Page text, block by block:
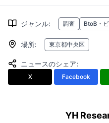
ジャンル: 調査 BtoB・
場所: 東京都中央区
ニュースのシェア:
X Facebook
YH